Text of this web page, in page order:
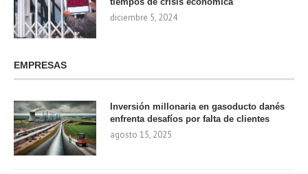
diciembre 5, 2024
EMPRESAS
Inversión millonaria en gasoducto danés
enfrenta desafíos por falta de clientes
agosto 15, 2025